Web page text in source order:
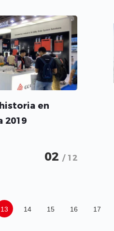
en
2019
02 / 12
13 14 15 16 17